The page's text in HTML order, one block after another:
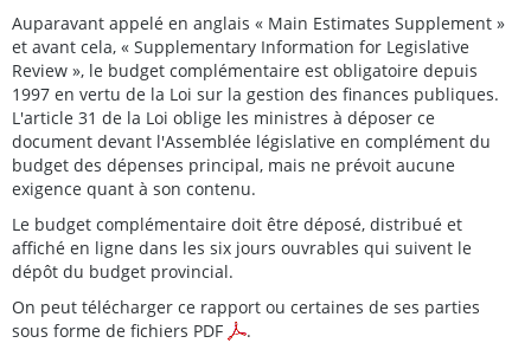
Auparavant appelé en anglais « Main Estimates Supplement »
et avant cela, « Supplementary Information for Legislative
Review », le budget complémentaire est obligatoire depuis
1997 en vertu de la Loi sur la gestion des finances publiques.
L'article 31 de la Loi oblige les ministres à déposer ce
document devant l'Assemblée législative en complément du
budget des dépenses principal, mais ne prévoit aucune
exigence quant à son contenu.
Le budget complémentaire doit être déposé, distribué et
affiché en ligne dans les six jours ouvrables qui suivent le
dépôt du budget provincial.
On peut télécharger ce rapport ou certaines de ses parties
sous forme de fichiers PDF
.